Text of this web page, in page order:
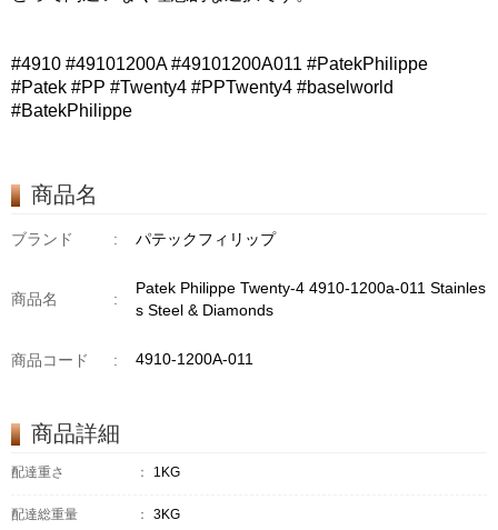
#4910 #49101200A #49101200A011 #PatekPhilippe
#Patek #PP #Twenty4 #PPTwenty4 #baselworld
#BatekPhilippe
商品名
ブランド : パテックフィリップ
商品名 :
Patek Philippe Twenty-4 4910-1200a-011 Stainles
s Steel & Diamonds
商品コード : 4910-1200A-011
商品詳細
配達重さ ： 1KG
配達総重量 ： 3KG